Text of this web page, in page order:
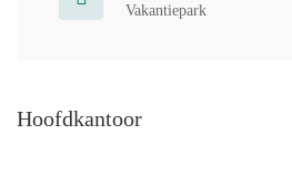
Vakantiepark
Hoofdkantoor